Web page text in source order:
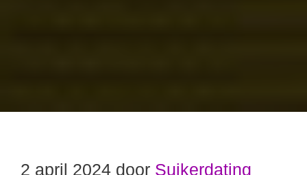
2 april 2024 door Suikerdating